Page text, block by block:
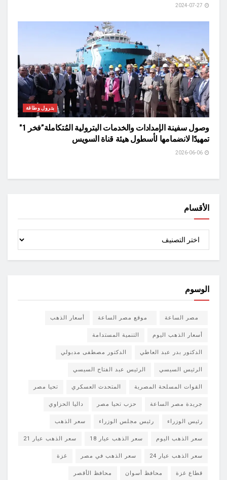
بترول وطاقة
وصول سفينة الإمدادات والخدمات البترولية المُتكاملة”فخر 1″
تمهيدًا لانضمامها لأسطول هيئة قناة السويس
الأقسام
الوسوم
مصر الساعة موقع مصر الساعة أسعار الذهب
أسعار الذهب اليوم التنمية المستدامة
الدكتور بدر عبد العاطي الدكتور مصطفى مدبولي
الرئيس السيسي الرئيس عبد الفتاح السيسي
القوات المسلحة المصرية المتحدث العسكري تحيا مصر
جريدة مصر الساعة حزب تحيا مصر داليا الحزاوي
رئيس الوزراء رئيس مجلس الوزراء سعر الذهب
سعر الذهب اليوم سعر الذهب عيار 18 سعر الذهب عيار 21
سعر الذهب عيار 24 سعر الذهب في مصر غزة
قطاع غزة محافظ أسوان محافظ الأقصر